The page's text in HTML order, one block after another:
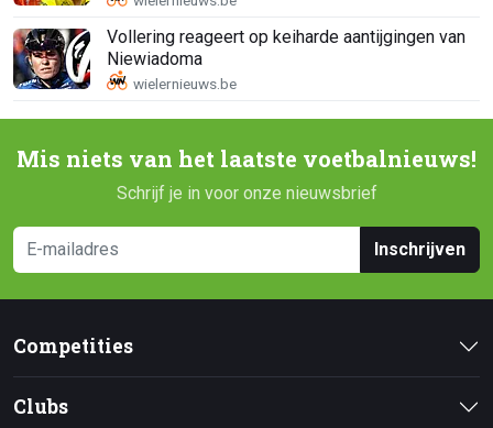
Vollering reageert op keiharde aantijgingen van
Niewiadoma
Mis niets van het laatste voetbalnieuws!
Schrijf je in voor onze nieuwsbrief
Inschrijven
Competities
Clubs